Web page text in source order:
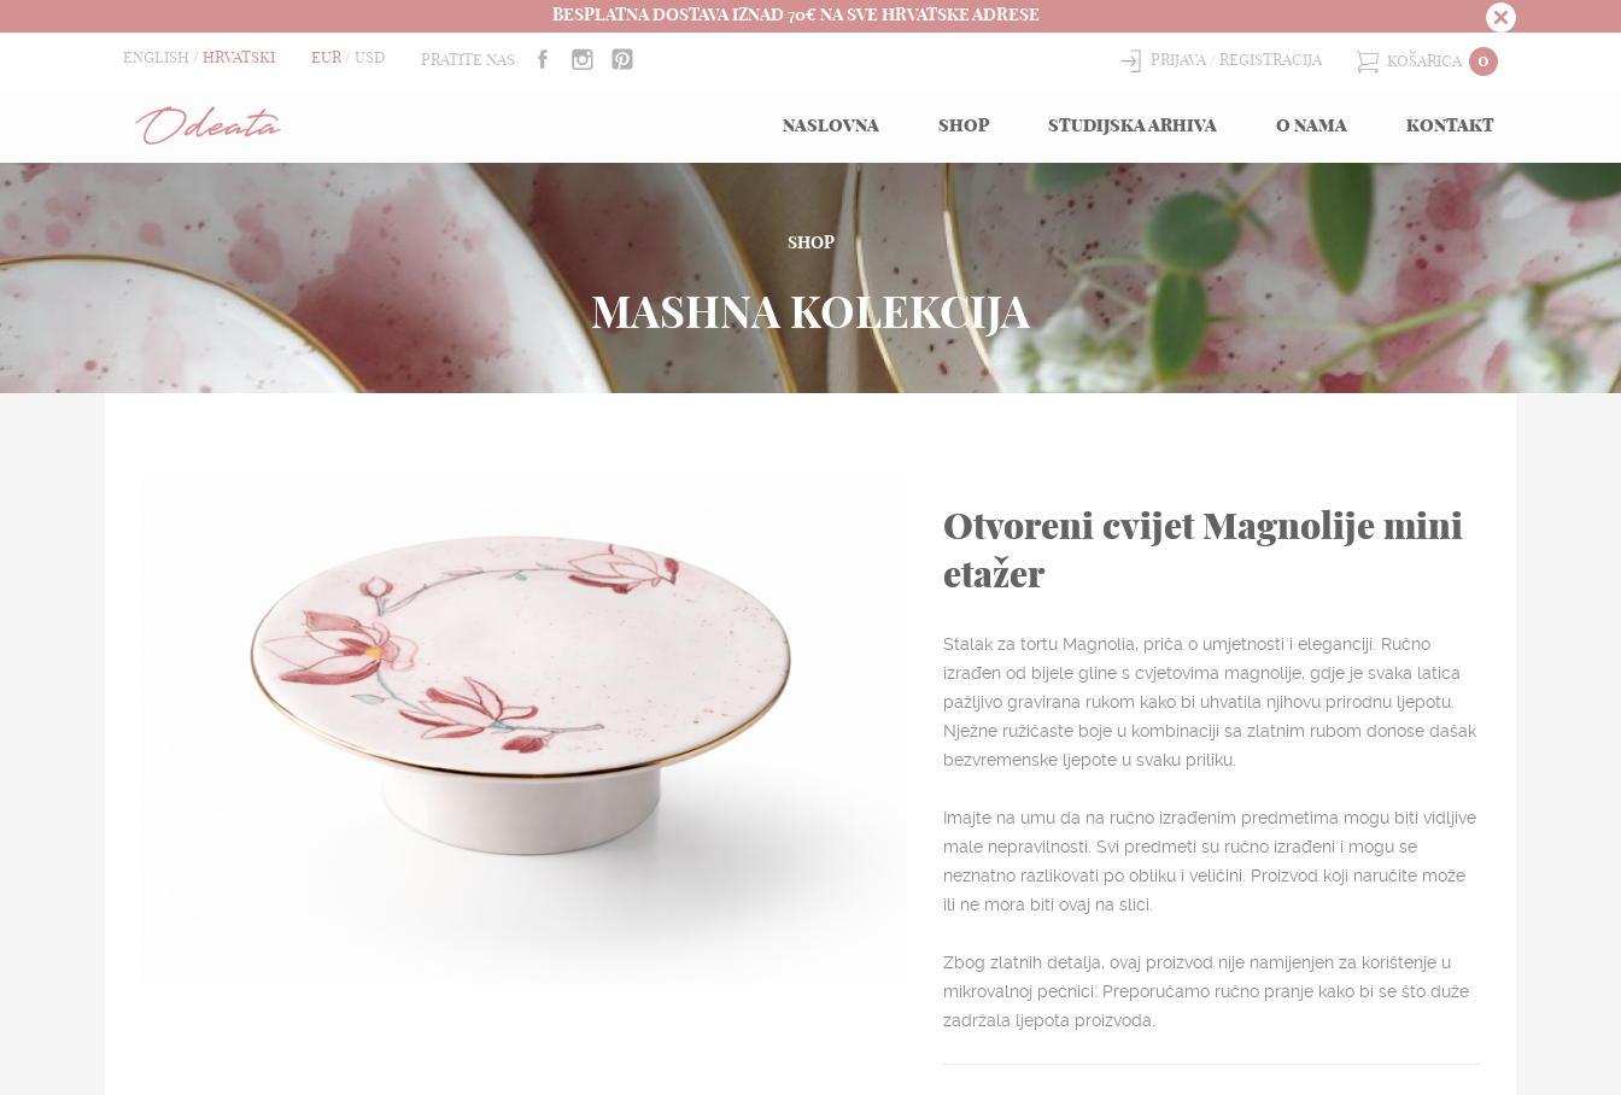
BESPLATNA DOSTAVA IZNAD 70€ NA SVE HRVATSKE ADRESE
ENGLISH HRVATSKI EUR USD PRATITE NAS KOŠARICA 0
PRIJAVA REGISTRACIJA
NASLOVNA SHOP STUDIJSKA ARHIVA O NAMA KONTAKT
SHOP
MASHNA KOLEKCIJA
Otvoreni cvijet Magnolije mini
etažer
Stalak za tortu Magnolia, priča o umjetnosti i eleganciji. Ručno
izrađen od bijele gline s cvjetovima magnolije, gdje je svaka latica
pažljivo gravirana rukom kako bi uhvatila njihovu prirodnu ljepotu.
Nježne ružičaste boje u kombinaciji sa zlatnim rubom donose dašak
bezvremenske ljepote u svaku priliku.
Imajte na umu da na ručno izrađenim predmetima mogu biti vidljive
male nepravilnosti. Svi predmeti su ručno izrađeni i mogu se
neznatno razlikovati po obliku i veličini. Proizvod koji naručite može
ili ne mora biti ovaj na slici.
Zbog zlatnih detalja, ovaj proizvod nije namijenjen za korištenje u
mikrovalnoj pećnici. Preporučamo ručno pranje kako bi se što duže
zadržala ljepota proizvoda.